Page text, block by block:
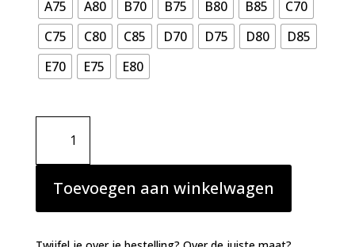
A75 A80 B70 B75 B80 B85
C70
C75
C80 C85 D70 D75 D80
D85
E70
E75 E80
Marie
balconette
halve
mousse
cups
Toevoegen aan winkelwagen